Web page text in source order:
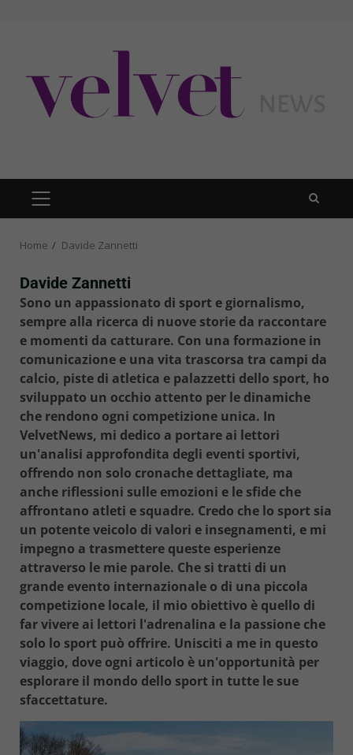
PRIMARY
MENU
Home Davide Zannetti
Davide Zannetti
Sono un appassionato di sport e giornalismo,
sempre alla ricerca di nuove storie da raccontare
e momenti da catturare. Con una formazione in
comunicazione e una vita trascorsa tra campi da
calcio, piste di atletica e palazzetti dello sport, ho
sviluppato un occhio attento per le dinamiche
che rendono ogni competizione unica. In
VelvetNews, mi dedico a portare ai lettori
un'analisi approfondita degli eventi sportivi,
offrendo non solo cronache dettagliate, ma
anche riflessioni sulle emozioni e le sfide che
affrontano atleti e squadre. Credo che lo sport sia
un potente veicolo di valori e insegnamenti, e mi
impegno a trasmettere queste esperienze
attraverso le mie parole. Che si tratti di un
grande evento internazionale o di una piccola
competizione locale, il mio obiettivo è quello di
far vivere ai lettori l'adrenalina e la passione che
solo lo sport può offrire. Unisciti a me in questo
viaggio, dove ogni articolo è un'opportunità per
esplorare il mondo dello sport in tutte le sue
sfaccettature.